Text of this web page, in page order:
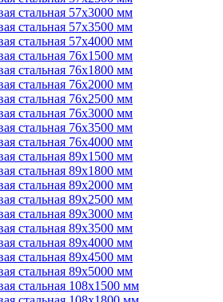
стальная 57х3000 мм
стальная 57х3500 мм
стальная 57х4000 мм
стальная 76х1500 мм
стальная 76х1800 мм
стальная 76х2000 мм
стальная 76х2500 мм
стальная 76х3000 мм
стальная 76х3500 мм
стальная 76х4000 мм
стальная 89х1500 мм
стальная 89х1800 мм
стальная 89х2000 мм
стальная 89х2500 мм
стальная 89х3000 мм
стальная 89х3500 мм
стальная 89х4000 мм
стальная 89х4500 мм
стальная 89х5000 мм
стальная 108х1500 мм